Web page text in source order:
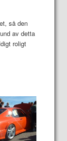
så den
av detta
roligt